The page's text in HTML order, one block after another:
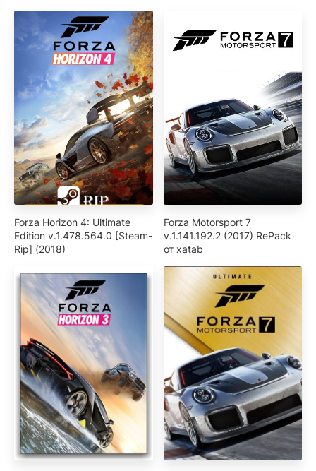
Forza Horizon 4: Ultimate
Edition v.1.478.564.0 [Steam-
Rip] (2018)
Forza Motorsport 7
v.1.141.192.2 (2017) RePack
от xatab